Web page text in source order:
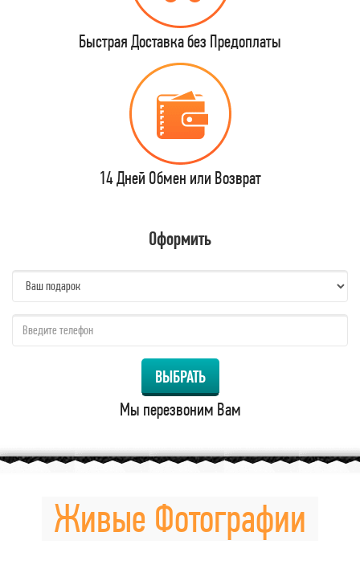
Быстрая Доставка без Предоплаты
14 Дней Обмен или Возврат
Оформить
ВЫБРАТЬ
Мы перезвоним Вам
Живые Фотографии